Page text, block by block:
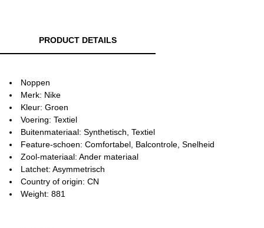
PRODUCT DETAILS
Noppen
Merk: Nike
Kleur: Groen
Voering: Textiel
Buitenmateriaal: Synthetisch, Textiel
Feature-schoen: Comfortabel, Balcontrole, Snelheid
Zool-materiaal: Ander materiaal
Latchet: Asymmetrisch
Country of origin: CN
Weight: 881